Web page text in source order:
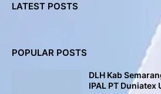
LATEST POSTS
POPULAR POSTS
DLH Kab
IPAL PT Duniatex